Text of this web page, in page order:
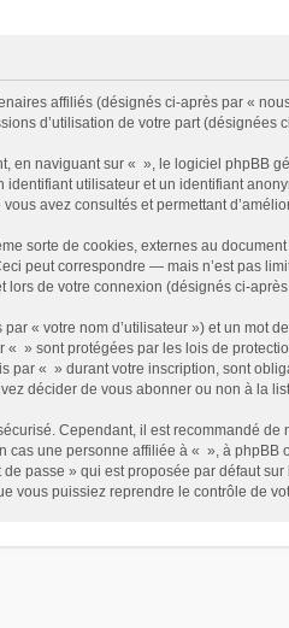
affiliés (désignés ci-après par «
d’utilisation de votre part (désignées
en naviguant sur « », le logiciel
utilisateur et un identifiant
avez consultés et permettant
sorte de cookies, externes au
peut correspondre — mais n’est pas
de votre connexion (désignés ci-
« votre nom d’utilisateur ») et un
» sont protégées par les lois de
par « » durant votre inscription, sont
décider de vous abonner ou non à la
Cependant, il est recommandé
une personne affiliée à « », à
passe » qui est proposée par défaut
vous puissiez reprendre le contrôle de